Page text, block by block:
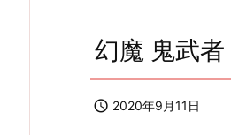
幻魔 鬼武
 2020年9月11日